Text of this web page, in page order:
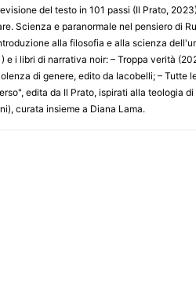
del testo in 101 passi (Il Prato,
Scienza e paranormale nel pensiero di
alla filosofia e alla scienza
i libri di narrativa noir: – Troppa verità
di genere, edito da Iacobelli; – Tutte
edita da Il Prato, ispirati alla teologia
curata insieme a Diana Lama.